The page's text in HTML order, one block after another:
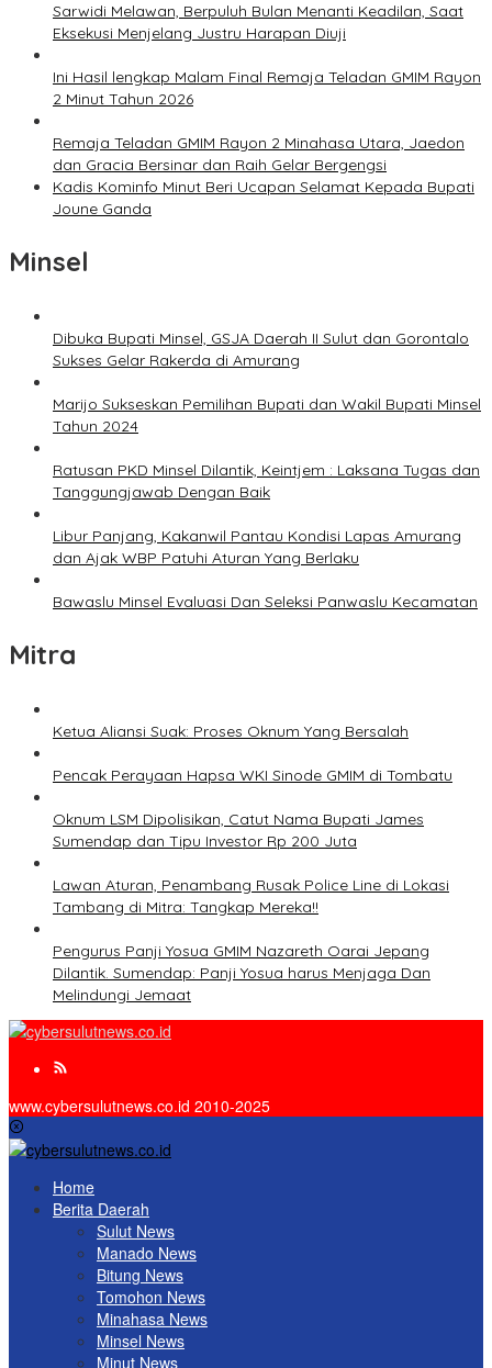
Sarwidi Melawan, Berpuluh Bulan Menanti Keadilan, Saat
Eksekusi Menjelang Justru Harapan Diuji
Ini Hasil lengkap Malam Final Remaja Teladan GMIM Rayon
2 Minut Tahun 2026
Remaja Teladan GMIM Rayon 2 Minahasa Utara, Jaedon
dan Gracia Bersinar dan Raih Gelar Bergengsi
Kadis Kominfo Minut Beri Ucapan Selamat Kepada Bupati
Joune Ganda
Minsel
Dibuka Bupati Minsel, GSJA Daerah II Sulut dan Gorontalo
Sukses Gelar Rakerda di Amurang
Marijo Sukseskan Pemilihan Bupati dan Wakil Bupati Minsel
Tahun 2024
Ratusan PKD Minsel Dilantik, Keintjem : Laksana Tugas dan
Tanggungjawab Dengan Baik
Libur Panjang, Kakanwil Pantau Kondisi Lapas Amurang
dan Ajak WBP Patuhi Aturan Yang Berlaku
Bawaslu Minsel Evaluasi Dan Seleksi Panwaslu Kecamatan
Mitra
Ketua Aliansi Suak: Proses Oknum Yang Bersalah
Pencak Perayaan Hapsa WKI Sinode GMIM di Tombatu
Oknum LSM Dipolisikan, Catut Nama Bupati James
Sumendap dan Tipu Investor Rp 200 Juta
Lawan Aturan, Penambang Rusak Police Line di Lokasi
Tambang di Mitra: Tangkap Mereka!!
Pengurus Panji Yosua GMIM Nazareth Oarai Jepang
Dilantik. Sumendap: Panji Yosua harus Menjaga Dan
Melindungi Jemaat
www.cybersulutnews.co.id 2010-2025
Home
Berita Daerah
Sulut News
Manado News
Bitung News
Tomohon News
Minahasa News
Minsel News
Minut News